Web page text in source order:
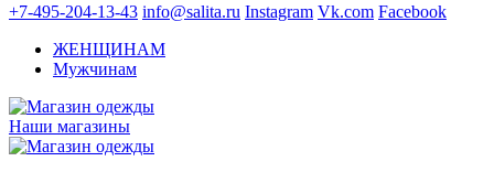
+7-495-204-13-43 info@salita.ru Instagram Vk.com Facebook
ЖЕНЩИНАМ
Мужчинам
Наши магазины